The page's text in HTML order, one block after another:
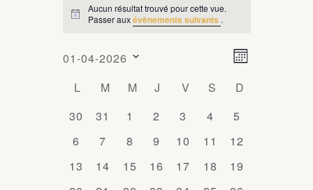
ÉVÈNEMENTS
Notice
Aucun résultat trouvé pour cette vue.
Passer auxévènements suivants .
N
a
i
g
a
N
v
a
t
Mois
01-04-2026
une
date.
C
a
e
LLUNDI
M MARDI
MMERCREDI
J JEUDI
V VENDREDI
S SAMEDI
D
0
évènements
30
0
évènements
31
0
évènements
1
0
évènements
2
0
évènements
3
0
évènements
4
0
évènements
5
0
évènements
6
0
évènements
7
0
évènements
8
0
évènements
9
0
évènements
10
0
évènements
11
0
évènements
12
0
évènements
13
0
évènements
14
0
évènements
15
0
évènements
16
0
évènements
17
0
évènements
18
0
évènements
19